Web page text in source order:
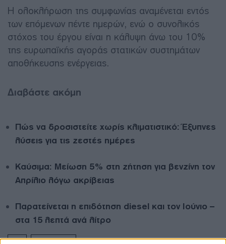
Η ολοκλήρωση της συμφωνίας αναμένεται εντός
των επόμενων πέντε ημερών, ενώ ο συνολικός
στόχος του έργου είναι η κάλυψη άνω του 10%
της ευρωπαϊκής αγοράς στατικών συστημάτων
αποθήκευσης ενέργειας.
Διαβάστε ακόμη
Πώς να δροσιστείτε χωρίς κλιματιστικό: Έξυπνες
λύσεις για τις ζεστές ημέρες
Καύσιμα: Μείωση 5% στη ζήτηση για βενζίνη τον
Απρίλιο λόγω ακρίβειας
Παρατείνεται η επιδότηση diesel και τον Ιούνιο –
στα 15 λεπτά ανά λίτρο